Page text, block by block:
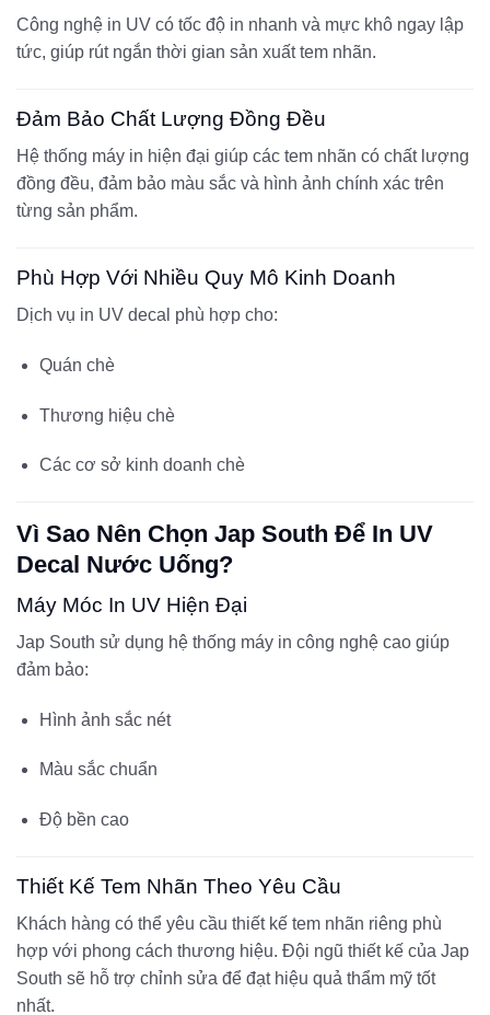
Công nghệ in UV có tốc độ in nhanh và mực khô ngay lập
tức, giúp rút ngắn thời gian sản xuất tem nhãn.
Đảm Bảo Chất Lượng Đồng Đều
Hệ thống máy in hiện đại giúp các tem nhãn có chất lượng
đồng đều, đảm bảo màu sắc và hình ảnh chính xác trên
từng sản phẩm.
Phù Hợp Với Nhiều Quy Mô Kinh Doanh
Dịch vụ in UV decal phù hợp cho:
Quán chè
Thương hiệu chè
Các cơ sở kinh doanh chè
Vì Sao Nên Chọn Jap South Để In UV
Decal Nước Uống?
Máy Móc In UV Hiện Đại
Jap South sử dụng hệ thống máy in công nghệ cao giúp
đảm bảo:
Hình ảnh sắc nét
Màu sắc chuẩn
Độ bền cao
Thiết Kế Tem Nhãn Theo Yêu Cầu
Khách hàng có thể yêu cầu thiết kế tem nhãn riêng phù
hợp với phong cách thương hiệu. Đội ngũ thiết kế của Jap
South sẽ hỗ trợ chỉnh sửa để đạt hiệu quả thẩm mỹ tốt
nhất.